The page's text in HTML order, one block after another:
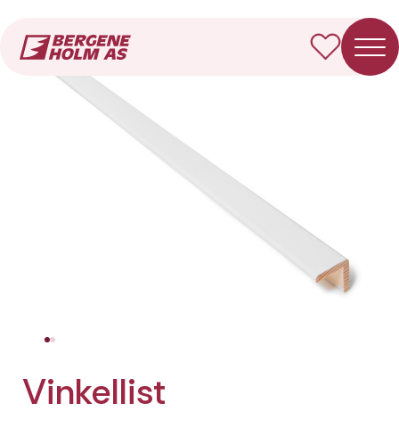
Vinkellist